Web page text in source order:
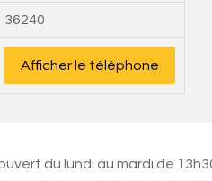
36240
Afficher le téléphone
du lundi au mardi de